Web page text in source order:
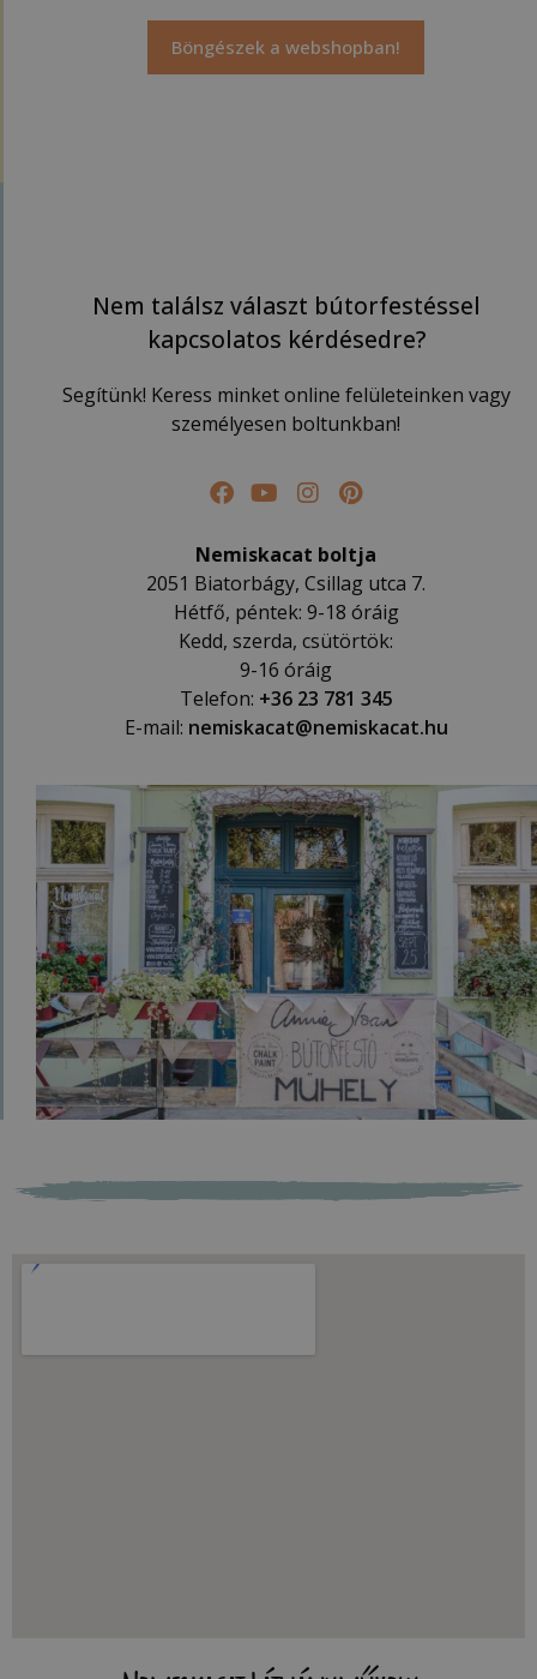
Böngészek a webshopban!
Nem találsz választ bútorfestéssel
kapcsolatos kérdésedre?
Segítünk! Keress minket online felületeinken vagy
személyesen boltunkban!
Nemiskacat boltja
2051 Biatorbágy, Csillag utca 7.
Hétfő, péntek: 9-18 óráig
Kedd, szerda, csütörtök:
9-16 óráig
Telefon: +36 23 781 345
E-mail: nemiskacat@nemiskacat.hu